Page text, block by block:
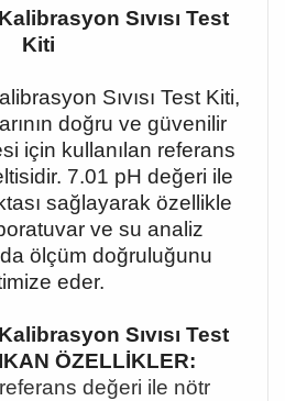
Sıvısı Test
Kiti
Sıvısı Test Kiti,
doğru ve güvenilir
için kullanılan referans
7.01 pH değeri ile
sağlayarak özellikle
ve su analiz
ölçüm doğruluğunu
eder.
Sıvısı Test
ÖZELLİKLER:
değeri ile nötr